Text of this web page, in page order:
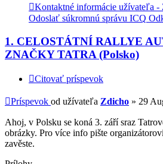
Kontaktné informácie užívateľa -
Odoslať súkromnú správu ICQ
1. CELOSTÁTNÍ RALLYE
ZNAČKY TATRA (Polsko)
Citovať príspevok
Príspevok od užívateľa Zdicho » 29
Ahoj, v Polsku se koná 3. září sraz
obrázky. Pro více info pište
zavěste.